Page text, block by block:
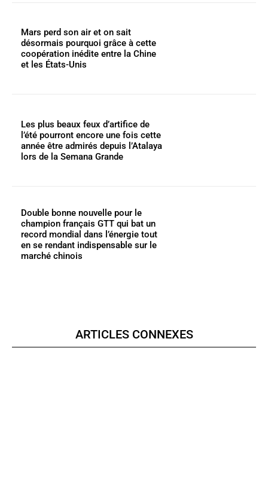
Mars perd son air et on sait
désormais pourquoi grâce à cette
coopération inédite entre la Chine
et les États-Unis
Les plus beaux feux d’artifice de
l’été pourront encore une fois cette
année être admirés depuis l’Atalaya
lors de la Semana Grande
Double bonne nouvelle pour le
champion français GTT qui bat un
record mondial dans l’énergie tout
en se rendant indispensable sur le
marché chinois
ARTICLES CONNEXES